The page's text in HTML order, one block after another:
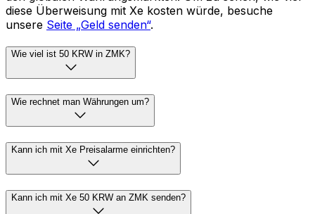
diese Überweisung mit Xe kosten würde, besuche
unsere Seite „Geld senden“.
Wie viel ist 50 KRW in ZMK?
Wie rechnet man Währungen um?
Kann ich mit Xe Preisalarme einrichten?
Kann ich mit Xe 50 KRW an ZMK senden?